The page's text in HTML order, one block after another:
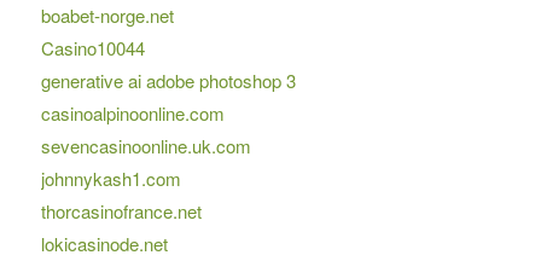
boabet-norge.net
Casino10044
generative ai adobe photoshop 3
casinoalpinoonline.com
sevencasinoonline.uk.com
johnnykash1.com
thorcasinofrance.net
lokicasinode.net